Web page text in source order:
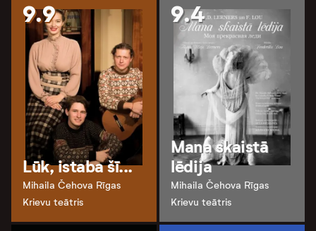
9.9
Lūk, istaba šī...
Mihaila Čehova Rīgas
Krievu teātris
9.4
Mana skaistā
lēdija
Mihaila Čehova Rīgas
Krievu teātris